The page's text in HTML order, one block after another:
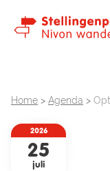
Home > Agenda >
2026
25
juli